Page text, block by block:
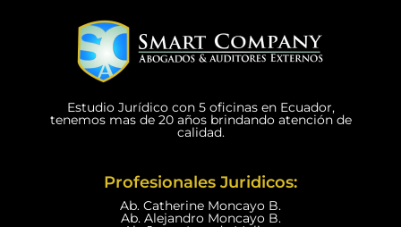
Estudio Jurídico con 5 oficinas en Ecuador,
tenemos mas de 20 años brindando atención de
calidad.
Profesionales Juridicos:
Ab. Catherine Moncayo B.
Ab. Alejandro Moncayo B.